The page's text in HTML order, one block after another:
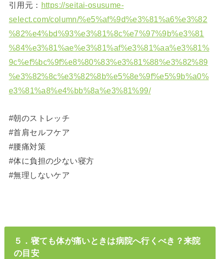
引用元： https://seitai-osusume-
select.com/column/%e5%af%9d%e3%81%a6%e3%82
%82%e4%bd%93%e3%81%8c%e7%97%9b%e3%81
%84%e3%81%ae%e3%81%af%e3%81%aa%e3%81%
9c%ef%bc%9f%e8%80%83%e3%81%88%e3%82%89
%e3%82%8c%e3%82%8b%e5%8e%9f%e5%9b%a0%
e3%81%a8%e4%bb%8a%e3%81%99/
#朝のストレッチ
#首肩セルフケア
#腰痛対策
#体に負担の少ない寝方
#無理しないケア
５．寝ても体が痛いときは病院へ行くべき？来院
の目安